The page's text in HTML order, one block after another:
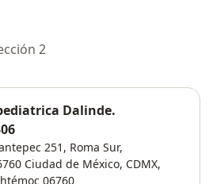
2
Dalinde.
251, Roma Sur,
Ciudad de México, CDMX,
06760